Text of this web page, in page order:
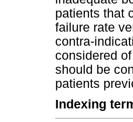
patients that
failure rate
contra-
considered
should be
patients
Indexing